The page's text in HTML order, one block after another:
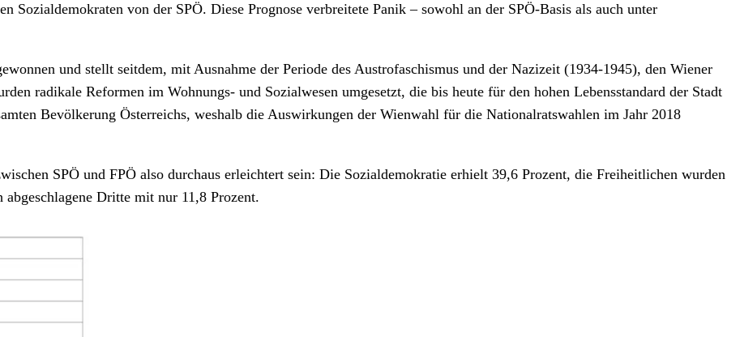
Sozialdemokraten von der SPÖ. Diese Prognose verbreitete Panik – sowohl an der SPÖ-Basis als auch unter
und stellt seitdem, mit Ausnahme der Periode des Austrofaschismus und der Nazizeit (1934-1945), den Wiener
radikale Reformen im Wohnungs- und Sozialwesen umgesetzt, die bis heute für den hohen Lebensstandard der Stadt
Bevölkerung Österreichs, weshalb die Auswirkungen der Wienwahl für die Nationalratswahlen im Jahr 2018
SPÖ und FPÖ also durchaus erleichtert sein: Die Sozialdemokratie erhielt 39,6 Prozent, die Freiheitlichen wurden
Dritte mit nur 11,8 Prozent.